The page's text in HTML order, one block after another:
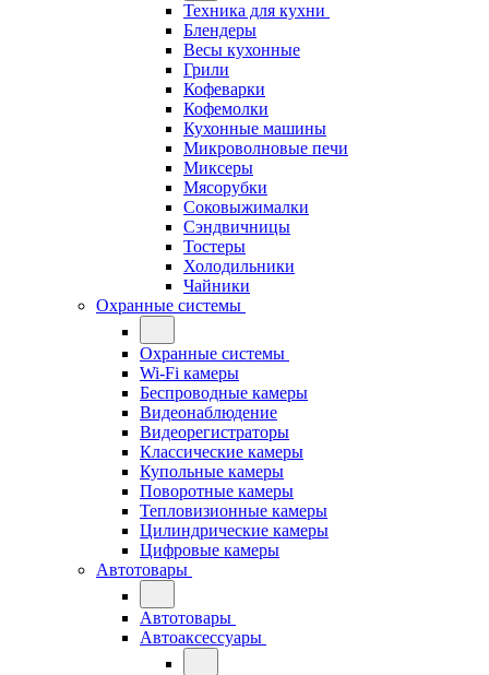
Техника для кухни
Блендеры
Весы кухонные
Грили
Кофеварки
Кофемолки
Кухонные машины
Микроволновые печи
Миксеры
Мясорубки
Соковыжималки
Сэндвичницы
Тостеры
Холодильники
Чайники
Охранные системы
Охранные системы
Wi-Fi камеры
Беспроводные камеры
Видеонаблюдение
Видеорегистраторы
Классические камеры
Купольные камеры
Поворотные камеры
Тепловизионные камеры
Цилиндрические камеры
Цифровые камеры
Автотовары
Автотовары
Автоаксессуары